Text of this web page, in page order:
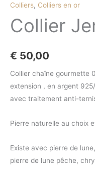
Colliers, Colliers en or
Collier
€ 50,00
Collier chaîne gourmette
extension , en argent
avec traitement anti-
Pierre naturelle au choix
Existe avec pierre de
pierre de lune pêche,